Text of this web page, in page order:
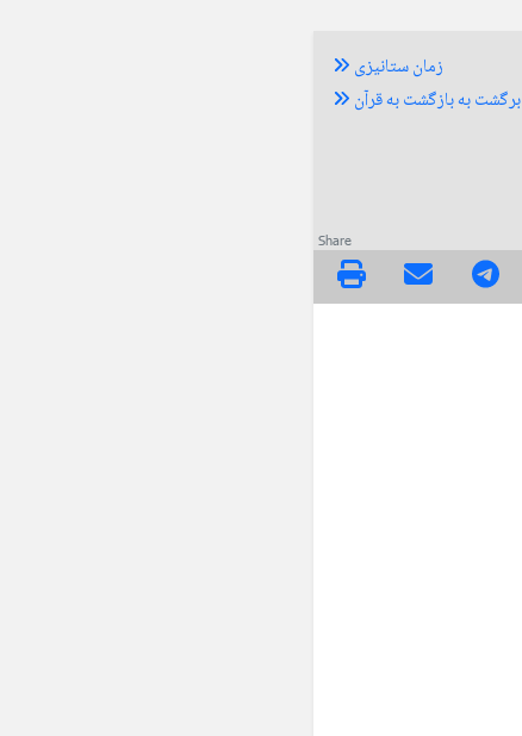
زمان ستانیزی
برگشت به بازگشت به قرآن
Share